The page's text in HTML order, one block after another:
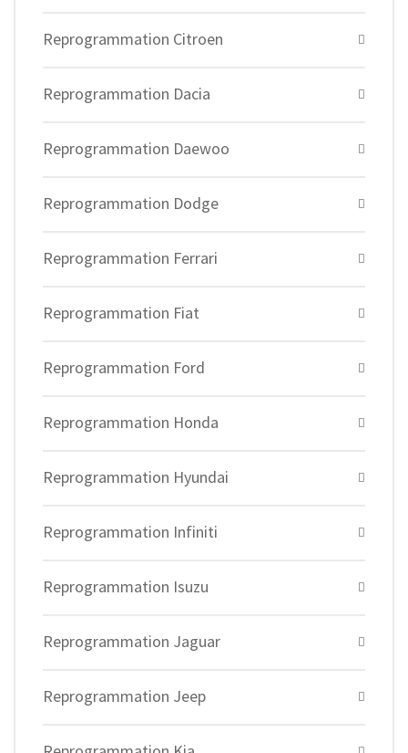
Reprogrammation Citroen
Reprogrammation Dacia
Reprogrammation Daewoo
Reprogrammation Dodge
Reprogrammation Ferrari
Reprogrammation Fiat
Reprogrammation Ford
Reprogrammation Honda
Reprogrammation Hyundai
Reprogrammation Infiniti
Reprogrammation Isuzu
Reprogrammation Jaguar
Reprogrammation Jeep